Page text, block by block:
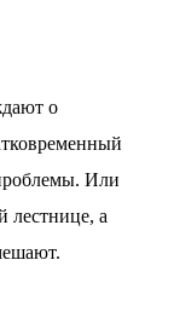
о
Или
лестнице, а